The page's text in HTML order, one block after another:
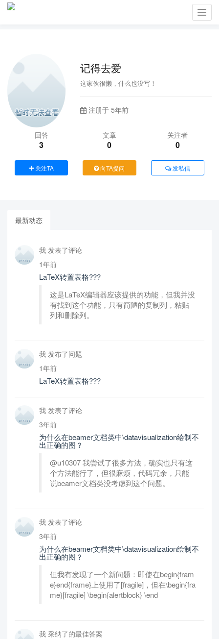
记得去爱
这家伙很懒，什么也没写！
注册于 5年前
回答
3
文章
0
关注者
0
关注TA 向TA提问 发私信
最新动态
我 发表了评论
1年前
LaTeX转置表格???
这是LaTeX编辑器应该提供的功能，但我并没
有找到这个功能，只有简陋的复制列，粘贴
列和删除列。
我 发布了问题
1年前
LaTeX转置表格???
我 发表了评论
3年前
为什么在beamer文档类中\datavisualization绘制不
出正确的图？
@u10307 我尝试了很多方法，确实也只有这
个方法能行了，但很麻烦，代码冗余，只能
说beamer文档类没考虑到这个问题。
我 发表了评论
3年前
为什么在beamer文档类中\datavisualization绘制不
出正确的图？
但我有发现了一个新问题：即使在begin{fram
e}end{frame}上使用了[fragile]，但在\begin{fra
me}[fragile] \begin{alertblock} \end
我 采纳了的最佳答案